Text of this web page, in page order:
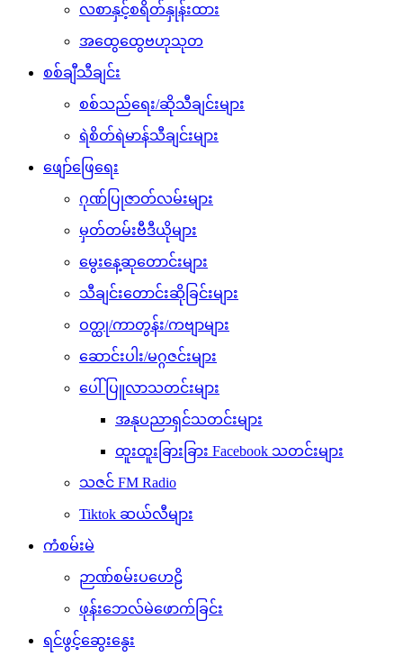
လစာနှင့်စရိတ်နှုန်းထား
အထွေထွေဗဟုသုတ
စစ်ချီသီချင်း
စစ်သည်ရေး/ဆိုသီချင်းများ
ရဲစိတ်ရဲမာန်သီချင်းများ
ဖျော်ဖြေရေး
ဂုဏ်ပြုဇာတ်လမ်းများ
မှတ်တမ်းဗီဒီယိုများ
မွေးနေ့ဆုတောင်းများ
သီချင်းတောင်းဆိုခြင်းများ
ဝတ္ထု/ကာတွန်း/ကဗျာများ
ဆောင်းပါး/မဂ္ဂဇင်းများ
ပေါ်ပြူလာသတင်းများ
အနုပညာရှင်သတင်းများ
ထူးထူးခြားခြား Facebook သတင်းများ
သဇင် FM Radio
Tiktok ဆယ်လီများ
ကံစမ်းမဲ
ဉာဏ်စမ်းပဟေဠိ
ဖုန်းဘေလ်မဲဖောက်ခြင်း
ရင်ဖွင့်ဆွေးနွေး